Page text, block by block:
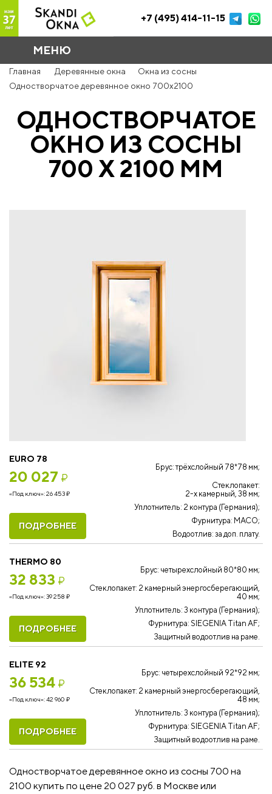
+7 (495) 414-11-15
МЕНЮ
Главная Деревянные окна
Окна из сосны
Одностворчатое деревянное окно 700x2100
ОДНОСТВОРЧАТОЕ
ОКНО ИЗ СОСНЫ
700 Х 2100 ММ
EURO 78
20 027 ₽
«Под ключ»:26 453₽
Брус: трёхслойный 78*78 мм;
Стеклопакет:
2-х камерный, 38 мм;
Уплотнитель: 2 контура (Германия);
Фурнитура: MACO;
Водоотлив: за доп. плату.
ПОДРОБНЕЕ
THERMO 80
32 833 ₽
«Под ключ»:39 258 ₽
Брус: четырехслойный 80*80 мм;
Стеклопакет: 2 камерный энергосберегающий,
40 мм;
Уплотнитель: 3 контура (Германия);
Фурнитура: SIEGENIA Titan AF;
Защитный водоотлив на раме.
ПОДРОБНЕЕ
ELITE 92
36 534 ₽
«Под ключ»:42 960 ₽
Брус: четырехслойный 92*92 мм;
Стеклопакет: 2 камерный энергосберегающий,
48 мм;
Уплотнитель: 3 контура (Германия);
Фурнитура: SIEGENIA Titan AF;
Защитный водоотлив на раме.
ПОДРОБНЕЕ
Одностворчатое деревянное окно из сосны 700 на
2100 купить по цене 20 027 руб. в Москве или